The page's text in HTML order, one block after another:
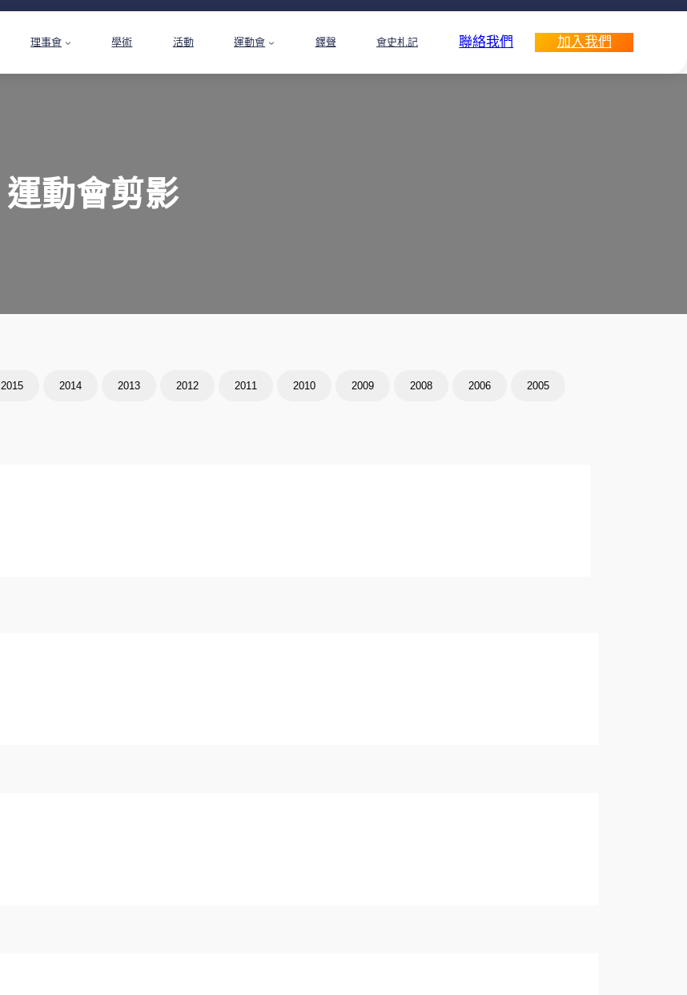
理事會 學術 活動 運動會 鐸聲 會史札記 聯絡我們 加入我們
運動會剪影
2015 2014 2013 2012 2011 2010 2009 2008 2006 2005